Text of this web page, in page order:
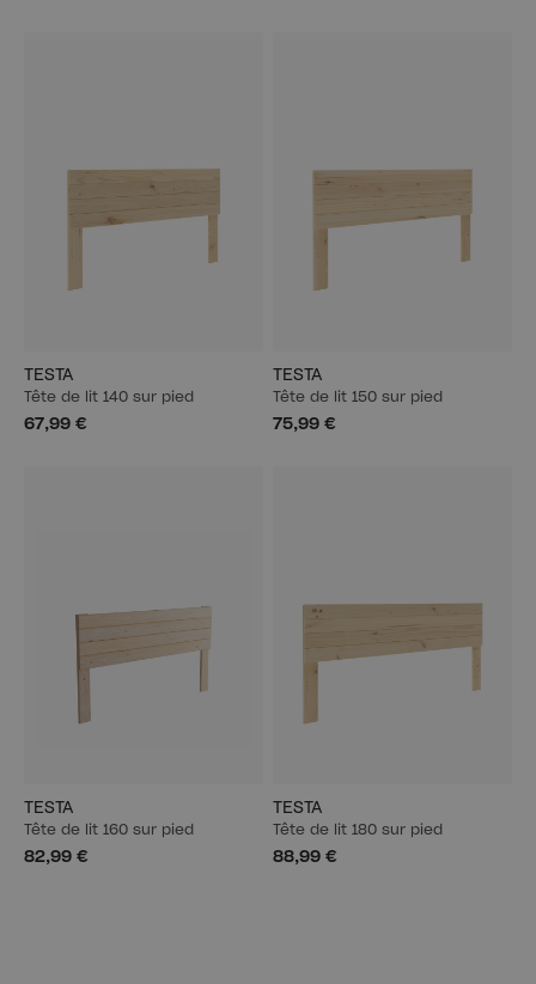
TESTA
Tête de lit 140 sur pied
67,99 €
TESTA
Tête de lit 150 sur pied
75,99 €
TESTA
Tête de lit 160 sur pied
82,99 €
TESTA
Tête de lit 180 sur pied
88,99 €